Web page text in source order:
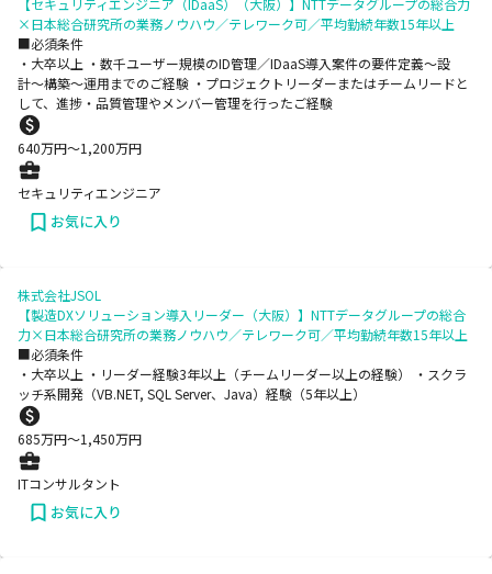
×日本総合研究所の業務ノウハウ／テレワーク可／平均勤続年数15年以上
■必須条件
・大卒以上 ・数千ユーザー規模のID管理／IDaaS導入案件の要件定義〜設
計〜構築〜運用までのご経験 ・プロジェクトリーダーまたはチームリードと
して、進捗・品質管理やメンバー管理を行ったご経験
640万円〜1,200万円
セキュリティエンジニア
お気に入り
株式会社JSOL
【製造DXソリューション導入リーダー（大阪）】NTTデータグループの総合
力×日本総合研究所の業務ノウハウ／テレワーク可／平均勤続年数15年以上
■必須条件
・大卒以上 ・リーダー経験3年以上（チームリーダー以上の経験） ・スクラ
ッチ系開発（VB.NET, SQL Server、Java）経験（5年以上）
685万円〜1,450万円
ITコンサルタント
お気に入り